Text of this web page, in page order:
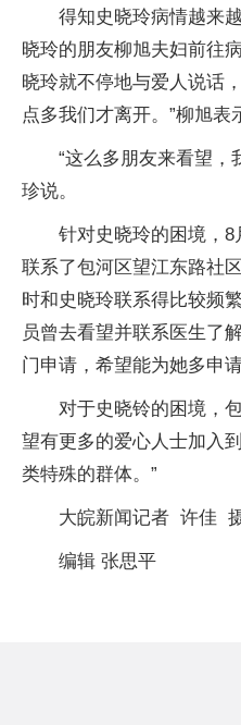
得知史晓玲病情越来
晓玲的朋友柳旭夫妇前往
晓玲就不停地与爱人说话
点多我们才离开。”柳旭表
“这么多朋友来看望，
珍说。
针对史晓玲的困境，
联系了包河区望江东路社
时和史晓玲联系得比较频
员曾去看望并联系医生了
门申请，希望能为她多申
对于史晓铃的困境，
望有更多的爱心人士加入
类特殊的群体。”
大皖新闻记者 许佳
编辑 张思平